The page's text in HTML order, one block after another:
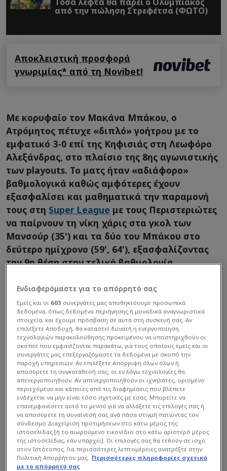
από την πώληση Στρεφέτσα (ΦΩΤΟ)
Αποκλειστική προσφορά
γνωριμίας* από τη Novibet!
Με κορυφαίο τον Μακάνα Μπάκου, ο
Ατρόμητος πέτυχε «διπλό» γοήτρου με το
εμφατικό 3-0 επί της Κηφισιάς στη Λεωφόρο
Αλεξάνδρας, στο πλαίσιο της 8ης αγωνιστικής
των playouts. Το ματς ήταν «αδιάφορο»
βαθμολογικά καθώς αμφότερες έχουν
εξασφαλίσει και μαθηματικά την παραμονή
τους στη Super League με τους Περιστεριώτες
να παίρνουν τη νίκη χάρις στα γκολ των
Μανσούρ (35') και τα δύο του Μπάκου στο
δεύτερο ημίχρονο (59', 64'), εξασφαλίζοντας
την 9η θέση στην τελική βαθμολογία.
Ενδιαφερόμαστε για το απόρρητό σας
Εμείς και οι 603 συνεργάτες μας αποθηκεύουμε προσωπικά
δεδομένα, όπως δεδομένα περιήγησης ή μοναδικά αναγνωριστικά
στοιχεία, και έχουμε πρόσβαση σε αυτά στη συσκευή σας. Αν
επιλέξετε Αποδοχή, θα καταστεί δυνατή η ενεργοποίηση
τεχνολογιών παρακολούθησης προκειμένου να υποστηριχθούν οι
σκοποί που εμφανίζονται παρακάτω, για τους οποίους εμείς και οι
συνεργάτες μας επεξεργαζόμαστε τα δεδομένα με σκοπό την
παροχή υπηρεσιών. Αν επιλέξετε Απόρριψη όλων όλων ή
αποσύρετε τη συγκατάθεσή σας, οι εν λόγω τεχνολογίες θα
απενεργοποιηθούν. Αν απενεργοποιηθούν οι ιχνηλάτες, ορισμένο
περιεχόμενο και κάποιες από τις διαφημίσεις που βλέπετε
ενδέχεται να μην είναι τόσο σχετικές με εσάς. Μπορείτε να
επανεμφανίσετε αυτό το μενού για να αλλάξετε τις επιλογές σας ή
να αποσύρετε τη συναίνεσή σας ανά πάσα στιγμή πατώντας τον
σύνδεσμο Διαχείριση προτιμήσεων στο κάτω μέρος της
ιστοσελίδας [ή το αιωρούμενο εικονίδιο στο κάτω αριστερό μέρος
της ιστοσελίδας, εάν υπάρχει]. Οι επιλογές σας θα τεθούν σε ισχύ
στον Ιστότοπος. Για περισσότερες λεπτομέρειες ανατρέξτε στην
Πολιτική Απορρήτου μας. Περισσότερες πληροφορίες σχετικά
με το απόρρητό σας